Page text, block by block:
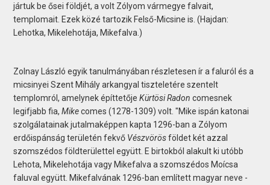
jártuk be ősei földjét, a volt Zólyom vármegye falvait,
templomait. Ezek közé tartozik Felső-Micsine is. (Hajdan:
Lehotka, Mikelehotája, Mikefalva.)
Zolnay László egyik tanulmányában részletesen ír a faluról és a
micsinyei Szent Mihály arkangyal tiszteletére szentelt
templomról, amelynek építtetőjeKürtösi Radon comesnek
legifjabb fia,Mikecomes (1278-1309) volt. "Mike ispán katonai
szolgálatainak jutalmaképpen kapta 1296-ban a Zólyom
erdőispánság területén fekvő Vészvörösföldet két azzal
szomszédos földterülettel együtt. E birtokból alakult ki utóbb
Lehota, Mikelehotája vagy Mikefalva a szomszédos Moícsa
faluval együtt. Mikefalvának 1296-ban említett magyar neve -